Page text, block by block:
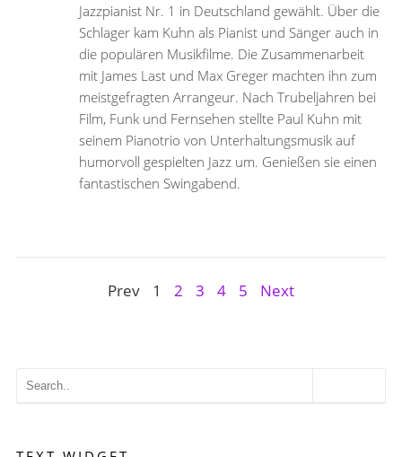
Jazzpianist Nr. 1 in Deutschland gewählt. Über die
Schlager kam Kuhn als Pianist und Sänger auch in
die populären Musikfilme. Die Zusammenarbeit
mit James Last und Max Greger machten ihn zum
meistgefragten Arrangeur. Nach Trubeljahren bei
Film, Funk und Fernsehen stellte Paul Kuhn mit
seinem Pianotrio von Unterhaltungsmusik auf
humorvoll gespielten Jazz um. Genießen sie einen
fantastischen Swingabend.
Prev 1 2 3 4 5 Next